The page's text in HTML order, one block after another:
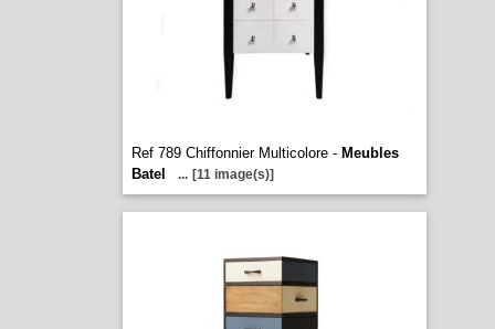
Ref 789 Chiffonnier Multicolore - Meubles
Batel
... [11 image(s)]